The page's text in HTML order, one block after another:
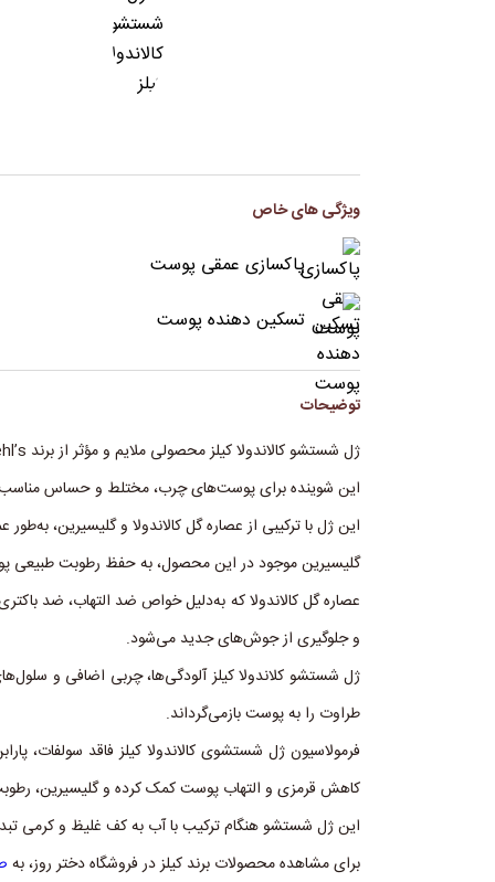
ویژگی های خاص
پاکسازی عمقی پوست
تسکین دهنده پوست
توضیحات
ژل شستشو کالاندولا کیلز محصولی ملایم و مؤثر از برند Kiehl’s آمریکا است.
این شوینده برای پوست‌های چرب، مختلط و حساس
این ژل با ترکیبی از عصاره گل کالاندولا و گلیسیرین،
گلیسیرین موجود در این محصول، به حفظ رطوبت
عصاره گل کالاندولا که به‌دلیل خواص ضد التهاب، ضد
و جلوگیری از جوش‌های جدید می‌شود.
ژل شستشو کلاندولا کیلز آلودگی‌ها، چربی اضافی و
طراوت را به پوست بازمی‌گرداند.
فرمولاسیون ژل شستشوی کالاندولا کیلز فاقد سولفات،
کاهش قرمزی و التهاب پوست کمک کرده و گلیسیرین،
این ژل شستشو هنگام ترکیب با آب به کف غلیظ و کرمی
برای مشاهده محصولات برند کیلز در فروشگاه دختر روز، به